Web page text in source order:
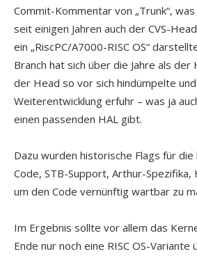
Commit-Kommentar von „Trunk“,
seit einigen Jahren auch der CVS-
ein „RiscPC/A7000-RISC OS“
Branch hat sich über die Jahre als
der Head so vor sich hindümpelte
Weiterentwicklung erfuhr – was ja
einen passenden HAL gibt.
Dazu wurden historische Flags für
Code, STB-Support, Arthur-
um den Code vernünftig wartbar zu
Im Ergebnis sollte vor allem das
Ende nur noch eine RISC OS-